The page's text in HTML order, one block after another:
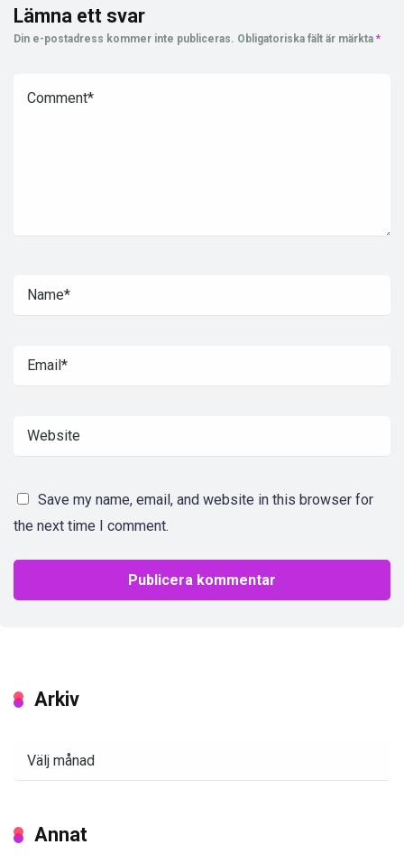
Lämna ett svar
Din e-postadress kommer inte publiceras. Obligatoriska fält är märkta *
Save my name, email, and website in this browser for
the next time I comment.
Arkiv
Annat